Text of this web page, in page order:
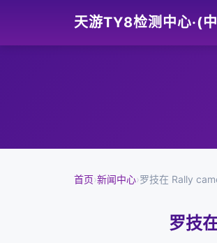
天游TY8检测中心·(
首页›新闻中心›罗技在 Rally
罗技